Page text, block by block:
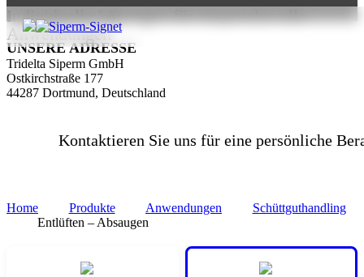
Individuelle Lösungen für anspruchsvolle
Anwendungen
+49(0)231/4501-221
UNSERE ADRESSE
Tridelta Siperm GmbH
Ostkirchstraße 177
44287 Dortmund, Deutschland
Kontaktieren Sie uns für eine persönliche
Home Produkte Anwendungen
Schüttguthandling
Entlüften – Absaugen